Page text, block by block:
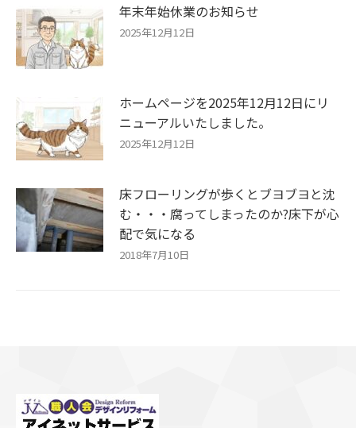
年末年始休業のお知らせ
2025年12月12日
ホームページを2025年12月12日にリ
ニューアルいたしました。
2025年12月12日
床フローリングが歩くとブヨブヨと沈
む・・・腐ってしまったのか?床下が心
配で気になる
2018年7月10日